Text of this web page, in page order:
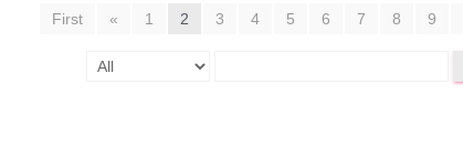
First « 1 2 3 4 5 6 7 8 9